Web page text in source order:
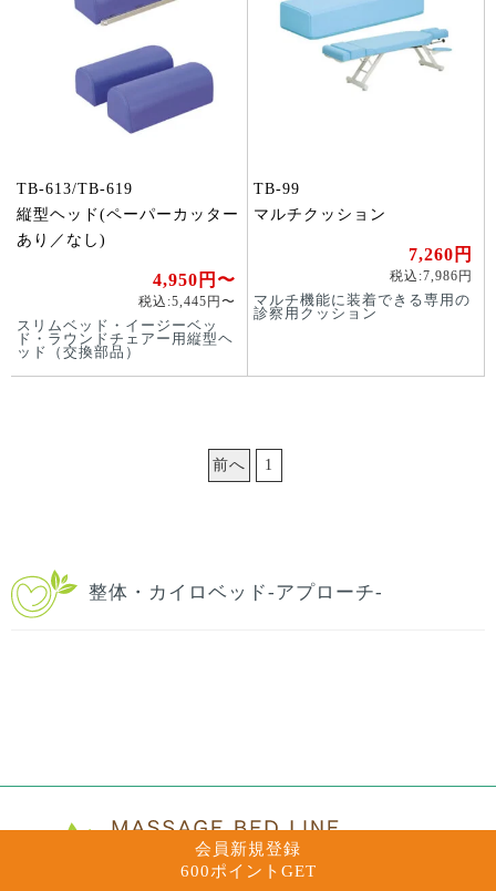
会員新規登録
600ポイントGET
整体・カイロベッド-アプローチ-
TB-613/TB-619
縦型ヘッド(ペーパーカッター
あり／なし)
4,950円〜
税込:5,445円〜
スリムベッド・イージーベッ
ド・ラウンドチェアー用縦型ヘ
ッド（交換部品）
TB-99
マルチクッション
7,260円
税込:7,986円
マルチ機能に装着できる専用の
診察用クッション
前へ 1